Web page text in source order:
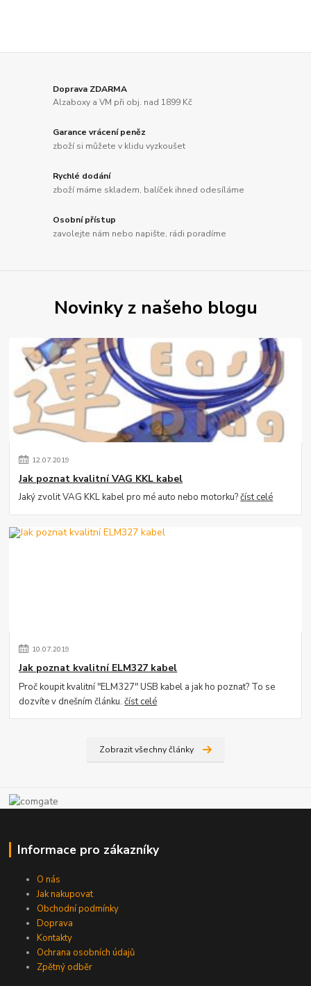
Doprava ZDARMA
Alzaboxy a VM při obj. nad 1899 Kč
Garance vrácení peněz
zboží si můžete v klidu vyzkoušet
Rychlé dodání
zboží máme skladem, balíček ihned odesíláme
Osobní přístup
zavolejte nám nebo napište, rádi poradíme
Novinky z našeho blogu
12.07.2019
Jak poznat kvalitní VAG KKL kabel
Jaký zvolit VAG KKL kabel pro mé auto nebo motorku?číst celé
10.07.2019
Jak poznat kvalitní ELM327 kabel
Proč koupit kvalitní "ELM327" USB kabel a jak ho poznat? To se
dozvíte v dnešním článku.číst celé
Zobrazit všechny články
Informace pro zákazníky
O nás
Jak nakupovat
Obchodní podmínky
Doprava
Kontakty
Ochrana osobních údajů
Zpětný odběr